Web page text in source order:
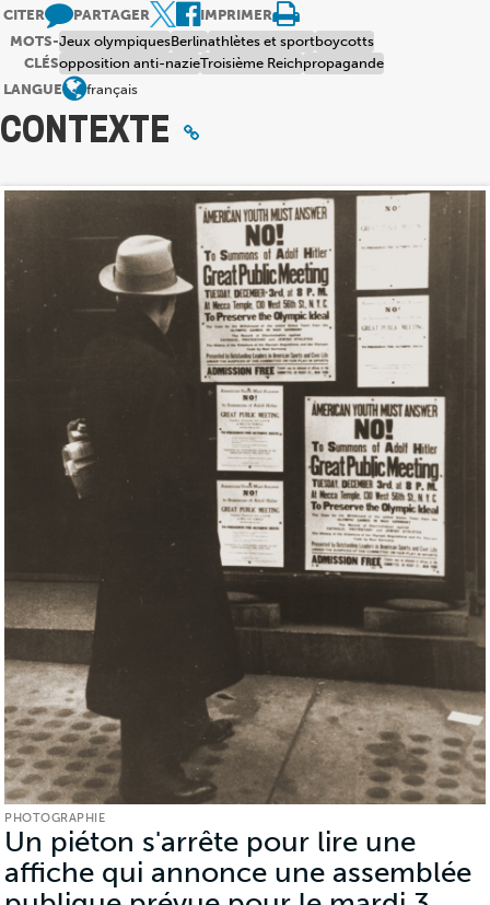
CITER PARTAGER
IMPRIMER
MOTS-
CLÉS
Jeux olympiquesBerlinathlètes et sportboycotts
opposition anti-nazieTroisième Reichpropagande
LANGUE
français
CONTEXTE
PHOTOGRAPHIE
Un piéton s'arrête pour lire une
affiche qui annonce une assemblée